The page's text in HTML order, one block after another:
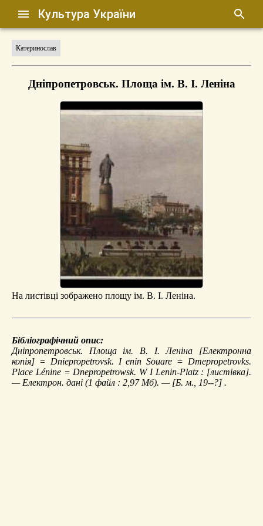
Культура України
Катеринослав
Дніпропетровськ. Площа ім. В. І. Леніна
На листівці зображено площу ім. В. І. Леніна.
Бібліографічний опис:
Дніпропетровськ. Площа ім. В. І. Леніна [Електронна
копія] = Dniepropetrovsk. I enin Souare = Dmepropetrovks.
Place Lénine = Dnepropetrowsk. W I Lenin-Platz : [листівка].
— Електрон. дані (1 файл : 2,97 Мб). — [Б. м., 19--?] .